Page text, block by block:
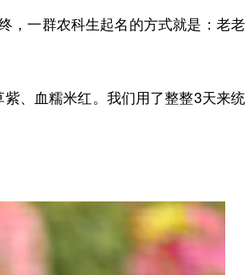
一群农科生起名的方式就是：老老
、血糯米红。我们用了整整3天来统